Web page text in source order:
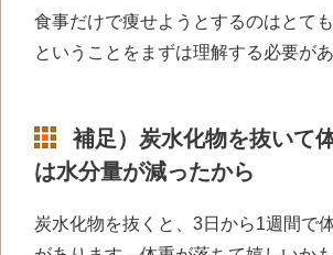
食事だけで痩せようとするのはとて
ということをまずは理解する必要があ
補足）炭水化物を抜いて
は水分量が減ったから
炭水化物を抜くと、3日から1週間で